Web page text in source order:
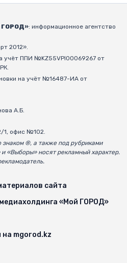
ГОРОД»: информационное агентство
2012».
учёт ППИ №KZ55VPI00069267 от
на учёт №16487-ИА от
А.Б.
1, офис №102.
®, а также под рубриками
«Выборы» носят рекламный характер.
сайта
«Мой ГОРОД»
на mgorod.kz